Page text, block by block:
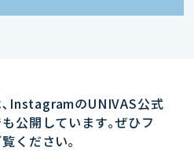
InstagramのUNIVAS公式
公開しています｡ぜひフ
ください｡